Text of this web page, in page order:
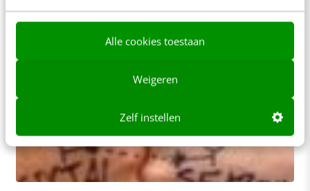
Alle cookies toestaan
Weigeren
Zelf instellen